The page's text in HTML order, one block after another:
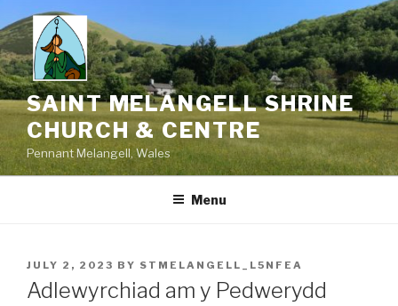
to
content
SAINT MELANGELL SHRINE
CHURCH & CENTRE
Pennant Melangell, Wales
Menu
POSTED
ON
JULY 2, 2023 BY STMELANGELL_L5NFEA
Adlewyrchiad am y Pedwerydd